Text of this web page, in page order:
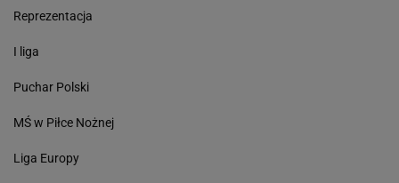
Reprezentacja
I liga
Puchar Polski
MŚ w Piłce Nożnej
Liga Europy